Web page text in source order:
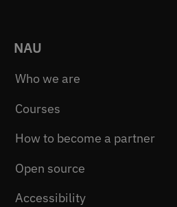
NAU
Who we are
Courses
How to become a partner
Open source
Accessibility